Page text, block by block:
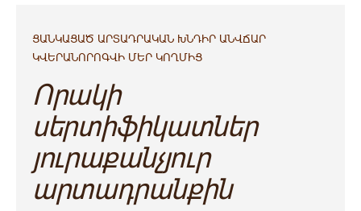
ՑԱՆԿԱՑԱԾ ԱՐՏԱԴՐԱԿԱՆ ԽՆԴԻՐ ԱՆՎՃԱՐ
ԿՎԵՐԱՆՈՐՈԳՎԻ ՄԵՐ ԿՈՂՄԻՑ
Որակի
սերտիֆիկատներ
յուրաքանչյուր
արտադրանքին